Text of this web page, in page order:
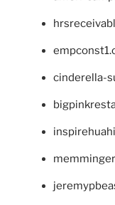
cinderella-